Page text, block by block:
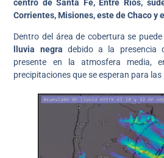
centro de Santa Fe, Entre Ríos,
Corrientes, Misiones, este de Chaco y
Dentro del área de cobertura se
lluvia negra debido a la presencia
presente en la atmosfera media,
precipitaciones que se esperan para